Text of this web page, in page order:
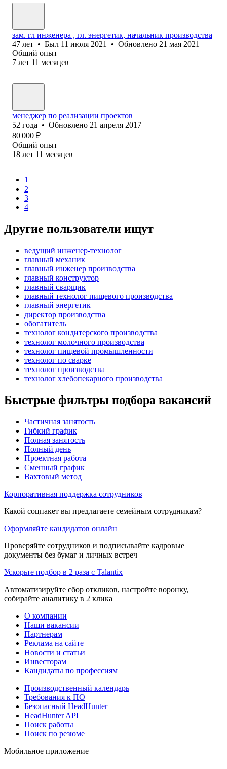
зам. гл инженера , гл. энергетик, начальник производства
47 лет • Был 11 июля 2021 • Обновлено 21 мая 2021
Общий опыт
7 лет 11 месяцев
менеджер по реализации проектов
52 года • Обновлено 21 апреля 2017
80 000 ₽
Общий опыт
18 лет 11 месяцев
1
2
3
4
Другие пользователи ищут
ведущий инженер-технолог
главный механик
главный инженер производства
главный конструктор
главный сварщик
главный технолог пищевого производства
главный энергетик
директор производства
обогатитель
технолог кондитерского производства
технолог молочного производства
технолог пищевой промышленности
технолог по сварке
технолог производства
технолог хлебопекарного производства
Быстрые фильтры подбора вакансий
Частичная занятость
Гибкий график
Полная занятость
Полный день
Проектная работа
Сменный график
Вахтовый метод
Корпоративная поддержка сотрудников
Какой соцпакет вы предлагаете семейным сотрудникам?
Оформляйте кандидатов онлайн
Проверяйте сотрудников и подписывайте кадровые
документы без бумаг и личных встреч
Ускорьте подбор в 2 раза с Talantix
Автоматизируйте сбор откликов, настройте воронку,
собирайте аналитику в 2 клика
О компании
Наши вакансии
Партнерам
Реклама на сайте
Новости и статьи
Инвесторам
Кандидаты по профессиям
Производственный календарь
Требования к ПО
Безопасный HeadHunter
HeadHunter API
Поиск работы
Поиск по резюме
Мобильное приложение